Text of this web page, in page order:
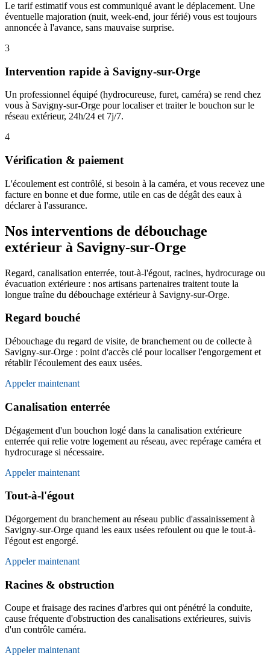
Le tarif estimatif vous est communiqué avant le déplacement. Une
éventuelle majoration (nuit, week-end, jour férié) vous est toujours
annoncée à l'avance, sans mauvaise surprise.
3
Intervention rapide à Savigny-sur-Orge
Un professionnel équipé (hydrocureuse, furet, caméra) se rend chez
vous à Savigny-sur-Orge pour localiser et traiter le bouchon sur le
réseau extérieur, 24h/24 et 7j/7.
4
Vérification & paiement
L'écoulement est contrôlé, si besoin à la caméra, et vous recevez une
facture en bonne et due forme, utile en cas de dégât des eaux à
déclarer à l'assurance.
Nos interventions de débouchage
extérieur à Savigny-sur-Orge
Regard, canalisation enterrée, tout-à-l'égout, racines, hydrocurage ou
évacuation extérieure : nos artisans partenaires traitent toute la
longue traîne du débouchage extérieur à Savigny-sur-Orge.
Regard bouché
Débouchage du regard de visite, de branchement ou de collecte à
Savigny-sur-Orge : point d'accès clé pour localiser l'engorgement et
rétablir l'écoulement des eaux usées.
Appeler maintenant
Canalisation enterrée
Dégagement d'un bouchon logé dans la canalisation extérieure
enterrée qui relie votre logement au réseau, avec repérage caméra et
hydrocurage si nécessaire.
Appeler maintenant
Tout-à-l'égout
Dégorgement du branchement au réseau public d'assainissement à
Savigny-sur-Orge quand les eaux usées refoulent ou que le tout-à-
l'égout est engorgé.
Appeler maintenant
Racines & obstruction
Coupe et fraisage des racines d'arbres qui ont pénétré la conduite,
cause fréquente d'obstruction des canalisations extérieures, suivis
d'un contrôle caméra.
Appeler maintenant